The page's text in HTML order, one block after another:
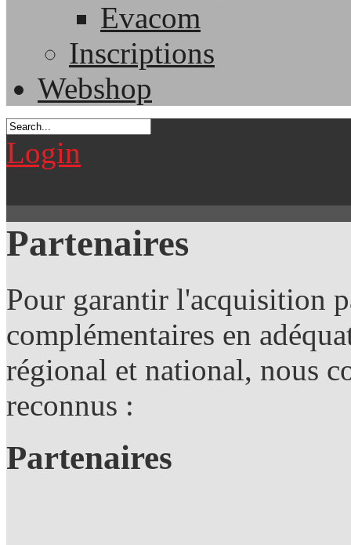
Evacom
Inscriptions
Webshop
Login
Partenaires
Pour garantir l'acquisition
complémentaires en
régional et national, nous
reconnus :
Partenaires